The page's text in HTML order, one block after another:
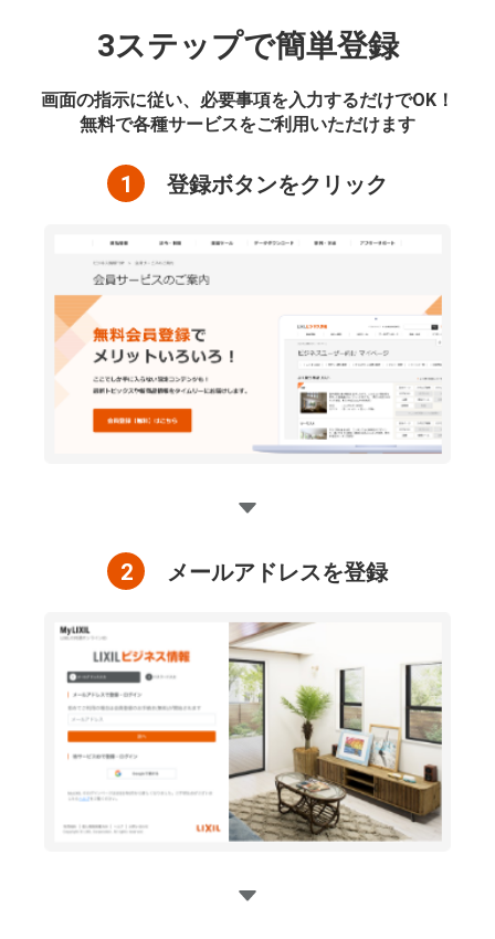
3ステップで簡単登録
画面の指示に従い、必要事項を入力するだけでOK！
無料で各種サービスをご利用いただけます
1 登録ボタンをクリック
2 メールアドレスを登録